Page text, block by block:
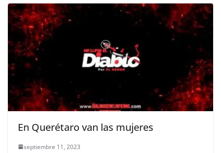
En Querétaro van las mujeres
septiembre 11, 2023